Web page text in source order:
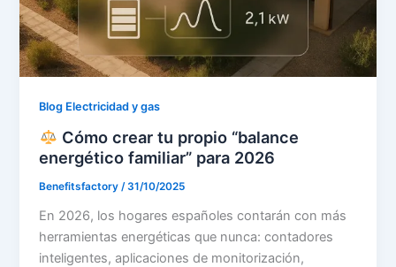
Blog Electricidad y gas
Cómo crear tu propio “balance
energético familiar” para 2026
Benefitsfactory/31/10/2025
En 2026, los hogares españoles contarán con más
herramientas energéticas que nunca: contadores
inteligentes, aplicaciones de monitorización,